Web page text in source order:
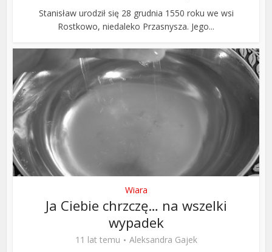
Stanisław urodził się 28 grudnia 1550 roku we wsi
Rostkowo, niedaleko Przasnysza. Jego...
Wiara
Ja Ciebie chrzczę… na wszelki
wypadek
11 lat temu
Aleksandra Gajek